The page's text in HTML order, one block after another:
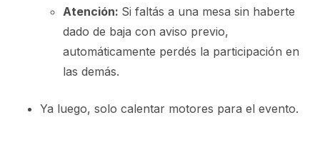
Atención: Si faltás a una mesa sin haberte
dado de baja con aviso previo,
automáticamente perdés la participación en
las demás.
Ya luego, solo calentar motores para el evento.